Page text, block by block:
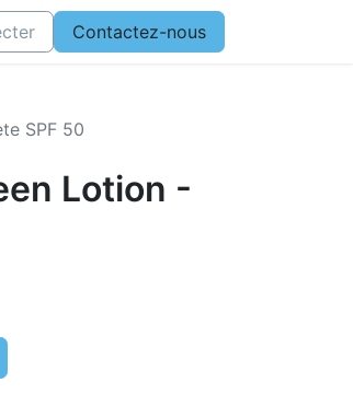
Contactez-nous
SPF 50
Lotion -